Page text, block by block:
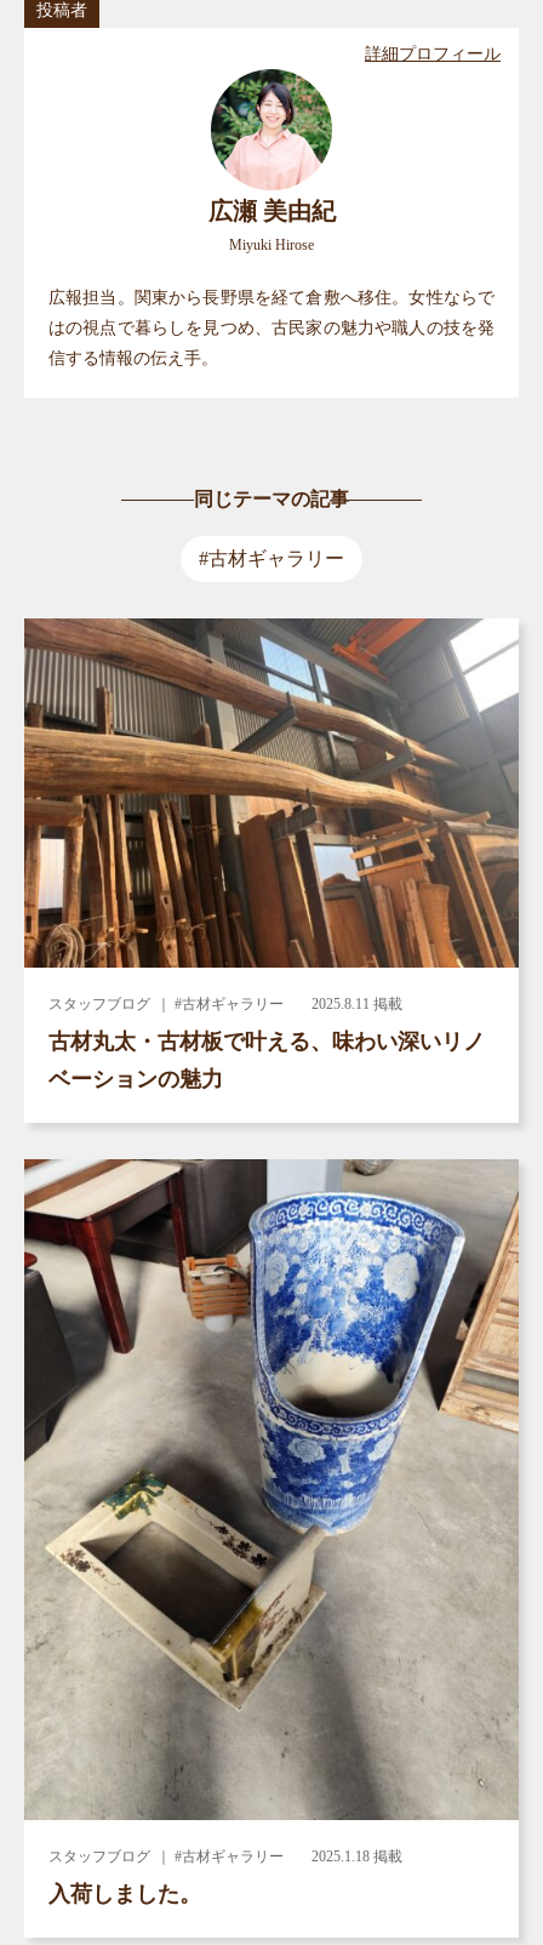
投稿者
詳細プロフィール
広瀬 美由紀
Miyuki Hirose
広報担当。関東から長野県を経て倉敷へ移住。女性ならで
はの視点で暮らしを見つめ、古民家の魅力や職人の技を発
信する情報の伝え手。
同じテーマの記事
#古材ギャラリー
スタッフブログ ｜ #古材ギャラリー 2025.8.11 掲載
古材丸太・古材板で叶える、味わい深いリノ
ベーションの魅力
スタッフブログ ｜ #古材ギャラリー 2025.1.18 掲載
入荷しました。